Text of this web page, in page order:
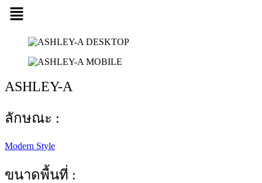
Menu
ASHLEY-A
ลักษณะ :
Modern Style
ขนาดพื้นที่ :